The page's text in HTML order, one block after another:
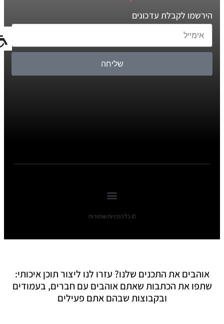
הירשמו לקבלת עדכונים
שליחה
© כל הזכויות שומורות
אוהבים את התכנים שלנו? עזרו לנו ליצור תוכן איכותי:
שתפו את הכתבות שאתם אוהבים עם חברים, בעמודים
ובקבוצות שבהם אתם פעילים